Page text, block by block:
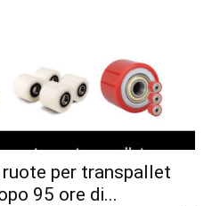
per transpallet
95 ore di...